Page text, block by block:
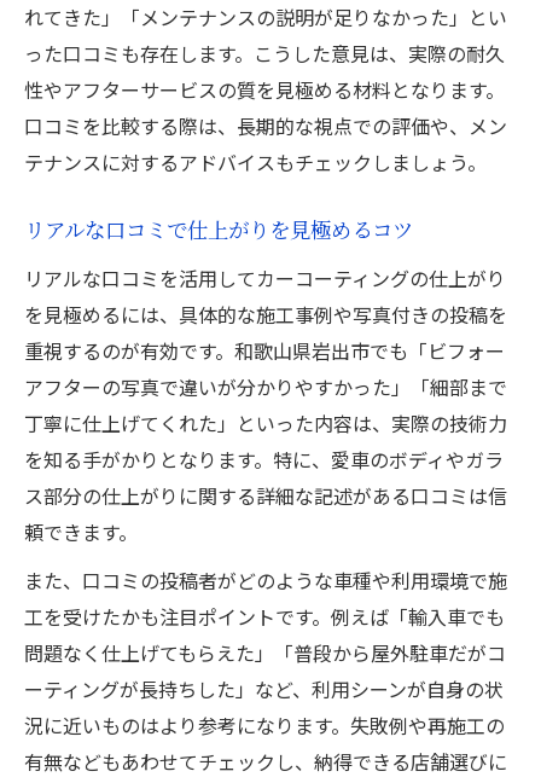
れてきた」「メンテナンスの説明が足りなかった」とい
った口コミも存在します。こうした意見は、実際の耐久
性やアフターサービスの質を見極める材料となります。
口コミを比較する際は、長期的な視点での評価や、メン
テナンスに対するアドバイスもチェックしましょう。
リアルな口コミで仕上がりを見極めるコツ
リアルな口コミを活用してカーコーティングの仕上がり
を見極めるには、具体的な施工事例や写真付きの投稿を
重視するのが有効です。和歌山県岩出市でも「ビフォー
アフターの写真で違いが分かりやすかった」「細部まで
丁寧に仕上げてくれた」といった内容は、実際の技術力
を知る手がかりとなります。特に、愛車のボディやガラ
ス部分の仕上がりに関する詳細な記述がある口コミは信
頼できます。
また、口コミの投稿者がどのような車種や利用環境で施
工を受けたかも注目ポイントです。例えば「輸入車でも
問題なく仕上げてもらえた」「普段から屋外駐車だがコ
ーティングが長持ちした」など、利用シーンが自身の状
況に近いものはより参考になります。失敗例や再施工の
有無などもあわせてチェックし、納得できる店舗選びに